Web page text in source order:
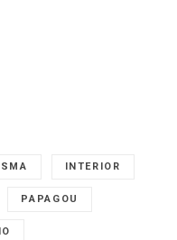
INTERIOR
PAPAGOU